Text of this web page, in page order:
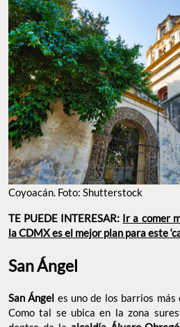
Coyoacán. Foto: Shutterstock
TE PUEDE INTERESAR: Ir a comer
la CDMX es el mejor plan para este
San Ángel
San Ángel es uno de los barrios
Como tal se ubica en la zona